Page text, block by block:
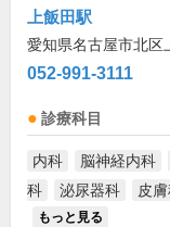
上飯田駅
愛知県名古屋市北区
052-991-3111
診療科目
内科 脳神経内科
科
泌尿器科 皮
もっと見る